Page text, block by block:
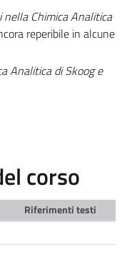
nella Chimica Analitica
reperibile in alcune
Analitica di Skoog e
corso
Riferimenti testi